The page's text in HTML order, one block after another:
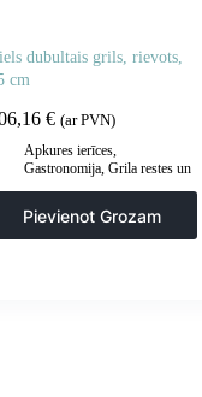
dubultais grils, rievots,
cm
€ (ar PVN)
Apkures ierīces,
Gastronomija, Grila restes un
Pievienot Grozam